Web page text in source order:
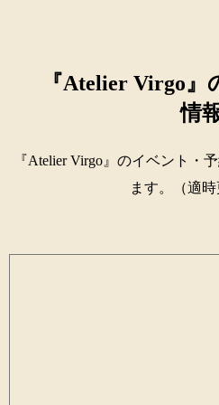
『Atelier Virgo』
情
『Atelier Virgo』のイベント・
ます。（適時